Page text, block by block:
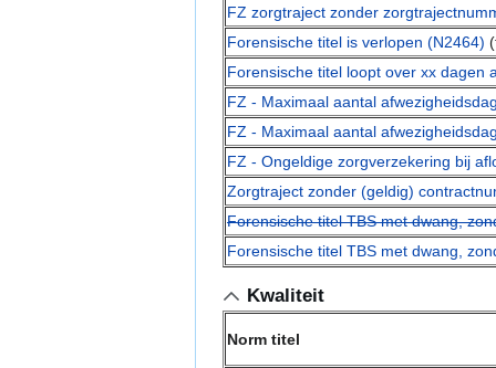
FZ zorgtraject zonder
Forensische titel is verlopen (N2464)
Forensische titel loopt over xx dagen
FZ - Maximaal aantal
FZ - Maximaal aantal
FZ - Ongeldige zorgverzekering bij
Zorgtraject zonder (geldig)
Forensische titel TBS met dwang,
Forensische titel TBS met dwang,
Kwaliteit
Norm titel